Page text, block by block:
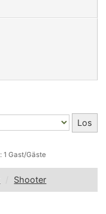
1 Gast/Gäste
Shooter